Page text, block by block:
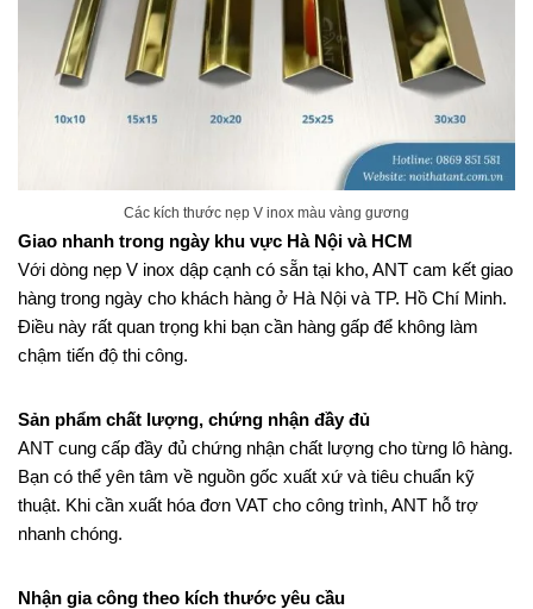
Các kích thước nẹp V inox màu vàng gương
Giao nhanh trong ngày khu vực Hà Nội và HCM
Với dòng nẹp V inox dập cạnh có sẵn tại kho, ANT cam kết giao
hàng trong ngày cho khách hàng ở Hà Nội và TP. Hồ Chí Minh.
Điều này rất quan trọng khi bạn cần hàng gấp để không làm
chậm tiến độ thi công.
Sản phẩm chất lượng, chứng nhận đầy đủ
ANT cung cấp đầy đủ chứng nhận chất lượng cho từng lô hàng.
Bạn có thể yên tâm về nguồn gốc xuất xứ và tiêu chuẩn kỹ
thuật. Khi cần xuất hóa đơn VAT cho công trình, ANT hỗ trợ
nhanh chóng.
Nhận gia công theo kích thước yêu cầu